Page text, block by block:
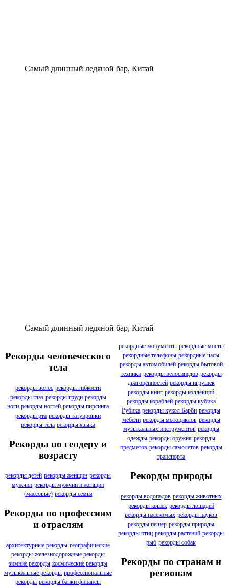
Самый длинный ледяной бар, Китай
Самый длинный ледяной бар, Китай
Рекорды человеческого
тела
рекорды волос рекорды гибкости
рекорды глаз рекорды груди рекорды
ноги рекорды ногтей рекорды пирсинга
рекорды рта рекорды татуировки
рекорды тела рекорды языка
Рекорды по гендеру и
возрасту
рекорды детей рекорды женщин рекорды
мужчин рекорды мужчин и женщин
(массовые) рекорды семья
Рекорды по профессиям
и отраслям
архитектурные рекорды географические
рекорды железнодорожные рекорды
зимние рекорды космические рекорды
музыкальные рекорды профессиональные
рекорды рекорды банки финансы
рекордные монументы рекордные мосты
рекордные телефоны рекордные часы
рекорды автомобилей рекорды бытовой
техники рекорды велосипедов рекорды
драгоценностей рекорды игрушек
рекорды книг рекорды коллекций
рекорды кораблей рекорды кубика
Рубика рекорды кукол Барби рекорды
мебели рекорды мотоциклов рекорды
музыкальных инструментов рекорды
одежды рекорды оружия рекорды
предметов рекорды самолетов рекорды
транспорта
Рекорды природы
рекорды водопадов рекорды животных
рекорды кошек рекорды лошадей
рекорды насекомых рекорды пауков
рекорды пещер рекорды природы
рекорды птиц рекорды растений рекорды
рыб рекорды собак
Рекорды по странам и
регионам